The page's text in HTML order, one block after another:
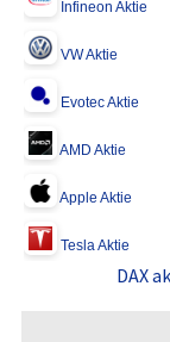
Infineon Aktie
VW Aktie
Evotec Aktie
AMD Aktie
Apple Aktie
Tesla Aktie
DAX